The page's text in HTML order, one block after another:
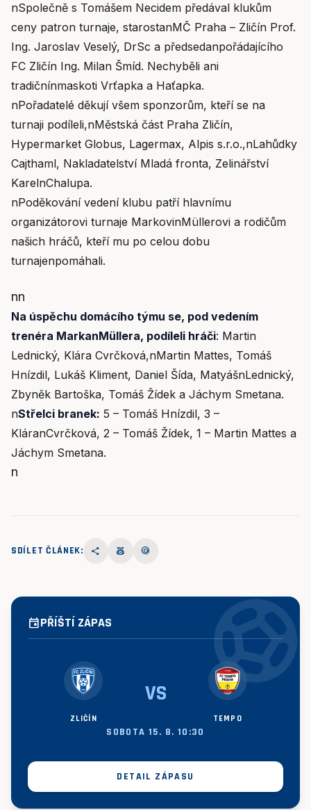
nSpolečně s Tomášem Necidem předával klukům
ceny patron turnaje, starostanMČ Praha – Zličín Prof.
Ing. Jaroslav Veselý, DrSc a předsedanpořádajícího
FC Zličín Ing. Milan Šmíd. Nechyběli ani
tradičnínmaskoti Vrťapka a Haťapka.
nPořadatelé děkují všem sponzorům, kteří se na
turnaji podíleli,nMěstská část Praha Zličín,
Hypermarket Globus, Lagermax, Alpis s.r.o.,nLahůdky
Cajthaml, Nakladatelství Mladá fronta, Zelinářství
KarelnChalupa.
nPoděkování vedení klubu patří hlavnímu
organizátorovi turnaje MarkovinMüllerovi a rodičům
našich hráčů, kteří mu po celou dobu
turnajenpomáhali.
nn
Na úspěchu domácího týmu se, pod vedením
trenéra MarkanMüllera, podíleli hráči: Martin
Lednický, Klára Cvrčková,nMartin Mattes, Tomáš
Hnízdil, Lukáš Kliment, Daniel Šída, MatyášnLednický,
Zbyněk Bartoška, Tomáš Žídek a Jáchym Smetana.
nStřelci branek: 5 – Tomáš Hnízdil, 3 –
KláranCvrčková, 2 – Tomáš Žídek, 1 – Martin Mattes a
Jáchym Smetana.
n
SDÍLET ČLÁNEK: share social_leaderboard alternate_email
eventPŘÍŠTÍ ZÁPAS
ZLIČÍN
VS
TEMPO
SOBOTA 15. 8. 10:30
DETAIL ZÁPASU